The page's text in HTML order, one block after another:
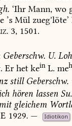
‘Ihr Mann, wo
’s Mül zueg'löte’
3,1501.
Geberschw.U.
Er het kein L. me
still Geberschw.
hören lassen Su.
mitgleichem
E 1929. — Idiotikon